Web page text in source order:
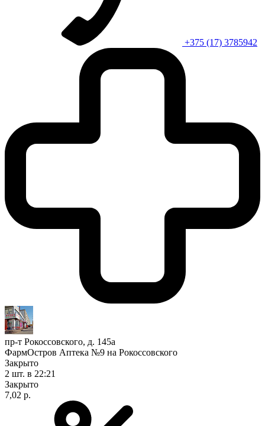
+375 (17) 3785942
пр-т Рокоссовского, д. 145а
ФармОстров Аптека №9 на Рокоссовского
Закрыто
2 шт. в 22:21
Закрыто
7,02 р.